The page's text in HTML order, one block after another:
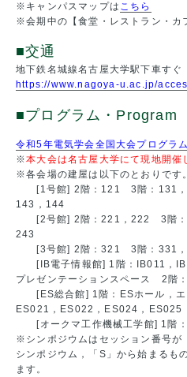
※キャンパスマップは こちら
※会期中の【食堂・レストラン・カ
■交通
地下鉄名城線名古屋大学駅下車すぐ
https://www.nagoya-u.ac.jp/
■プログラム・Program
令和5年電気学会全国大会プログラム
※本大会は名古屋大学にて現地開催
※各会場の建屋は以下のとおりです。
[1号館] 2階：121 3階：131，
143，144
[2号館] 2階：221，222 3階：
243
[3号館] 2階：321 3階：331，
[IB電子情報館] 1階：IB011，
プレゼンテーションスペース 2階
[ES総合館] 1階：ESホール，エ
ES021，ES022，ES024，
[オークマ⼯作機械⼯学館] 1階：
※シンポジウムはセッション番号が
シンポジウム，「S」から始まるも
ます。